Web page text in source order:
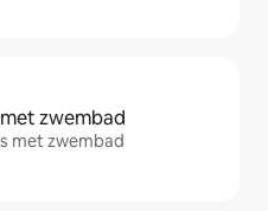
zwembad
met zwembad